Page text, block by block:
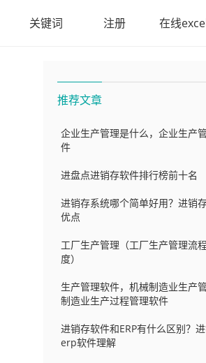
关键词 注册 在线
推荐文章
企业生产管理是什么，企业生产
件
进盘点进销存软件排行榜前十名
进销存系统哪个简单好用？进销
优点
工厂生产管理（工厂生产管理流
度）
生产管理软件，机械制造业生产管
制造业生产过程管理软件
进销存软件和ERP有什么区别？
erp软件理解